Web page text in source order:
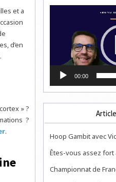
et a
d’en
» ?
?
.
00:00
Hoop Gambit avec
Êtes-vous assez fort
Championnat de